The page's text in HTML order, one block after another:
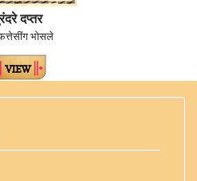
दप्तर
भोसले